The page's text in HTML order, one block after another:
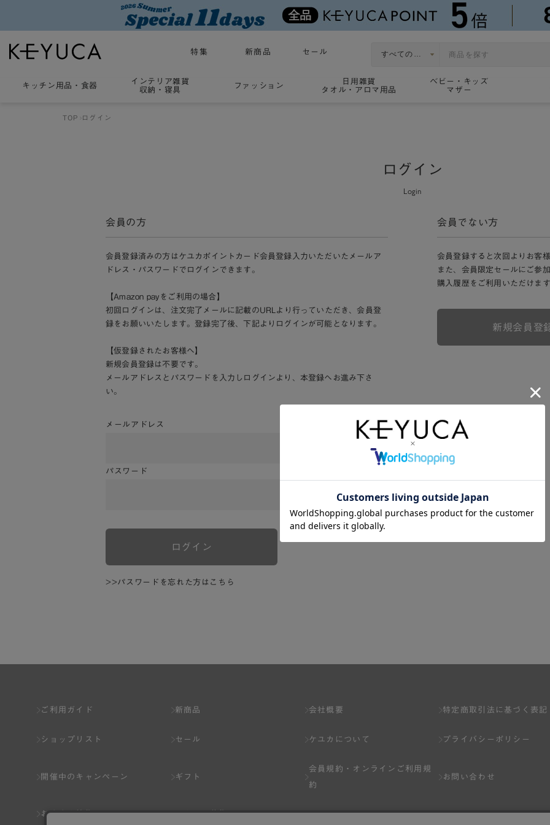
特集 新商品 セール
キッチン用品 ・ 食器
インテリア雑貨
収納・寝具
ファッション
日用雑貨
タオル・アロマ用品
ベビー・キッズ
マザー
TOP ログイン
ログイン
Login
会員の方
会員登録済みの方はケユカポイントカード会員登録入力いただいたメールア
ドレス・パスワードでログインできます。
【Amazon payをご利用の場合】
初回ログインは、注文完了メールに記載のURLより行っていただき、会員登
録をお願いいたします。登録完了後、下記よりログインが可能となります。
【仮登録されたお客様へ】
新規会員登録は不要です。
メールアドレスとパスワードを入力しログインより、本登録へお進み下さ
い。
メールアドレス
パスワード
ログイン
>>パスワードを忘れた方はこちら
会員でない方
会員登録すると次回よりお客
また、会員限定セールにご参
購入履歴をご利用いただけま
新規会員登
ご利用ガイド
ショップリスト
開催中のキャンペーン
おすすめ特集
新商品
セール
ギフト
スタッフ募集
会社概要
ケユカについて
会員規約・
オンラインご利用規
約
Q&A
特定商取引法に基づく表記
プライバシーポリシー
お問い合わせ